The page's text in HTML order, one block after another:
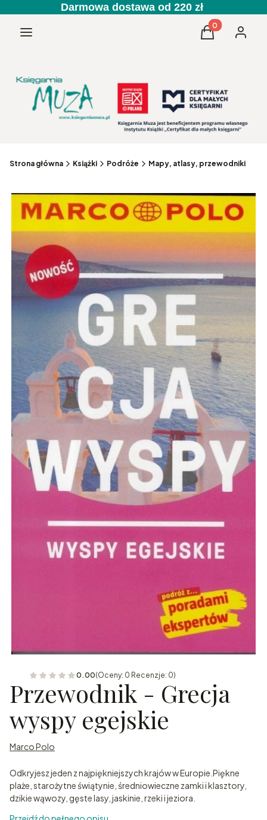
Darmowa dostawa od 220 zł
Menu Produkty w
Koszyk
Strona główna Książki Podróże Mapy, atlasy, przewodniki
0.00(Oceny: 0 Recenzje: 0)
Przewodnik - Grecja
wyspy egejskie
Marco Polo
Odkryjesz jeden z najpiękniejszych krajów w Europie.Piękne
plaże, starożytne świątynie, średniowieczne zamki i klasztory,
dzikie wąwozy, gęste lasy, jaskinie, rzeki i jeziora.